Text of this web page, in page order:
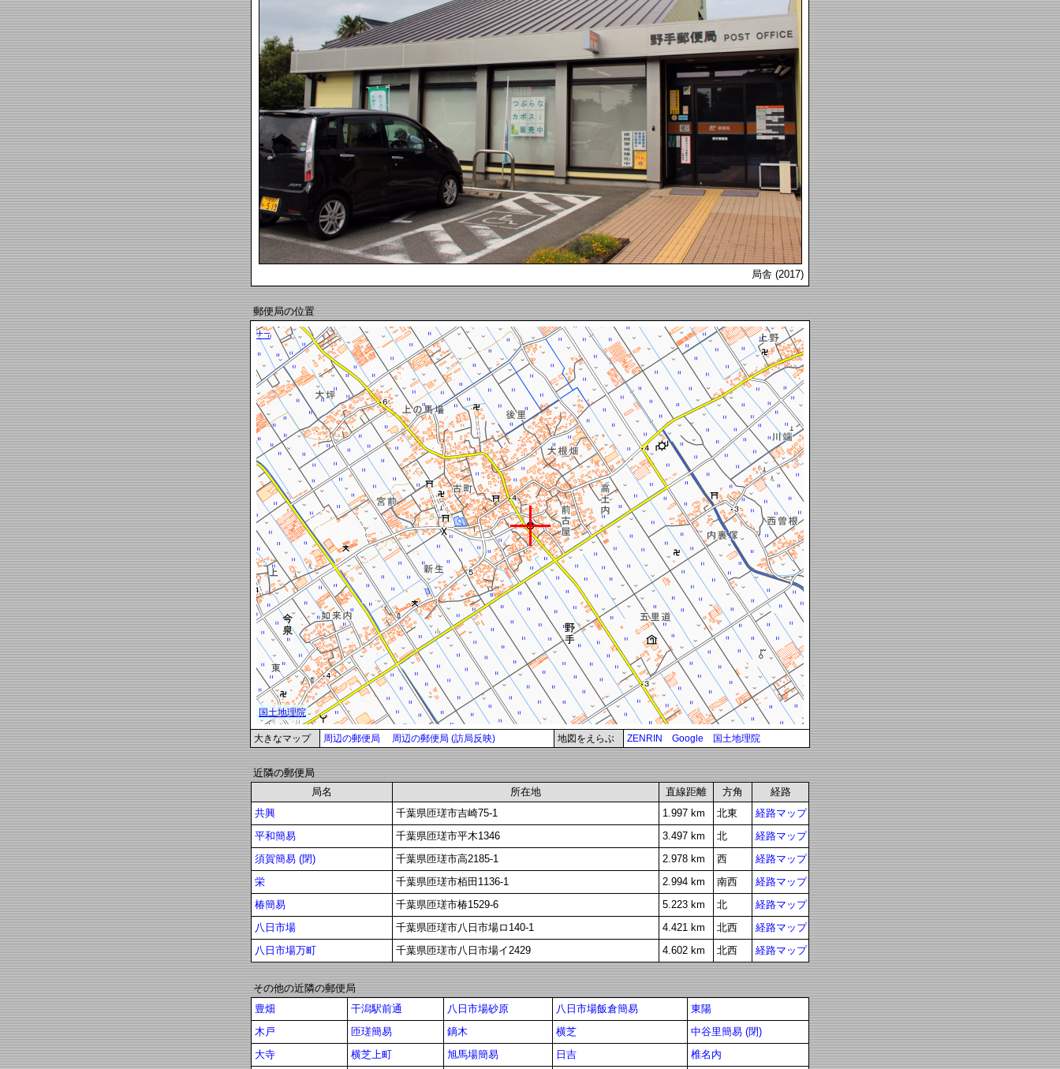
局舎 (2017)
郵便局の位置
大きなマップ 周辺の郵便局 周辺の郵便局 (訪局反映) 地図をえらぶ ZENRIN Google 国土地理院
近隣の郵便局
局名
所在地 直線距離 方角
経路
共興
千葉県匝瑳市吉崎75-1 1.997 km 北東
経路マップ
平和簡易
千葉県匝瑳市平木1346 3.497 km 北
経路マップ
須賀簡易 (閉)
千葉県匝瑳市高2185-1 2.978 km 西
経路マップ
栄
千葉県匝瑳市栢田1136-1 2.994 km 南西
経路マップ
椿簡易
千葉県匝瑳市椿1529-6 5.223 km 北
経路マップ
八日市場
千葉県匝瑳市八日市場ロ140-1 4.421 km 北西
経路マップ
八日市場万町
千葉県匝瑳市八日市場イ2429 4.602 km 北西 経路マップ
その他の近隣の郵便局
豊畑
干潟駅前通 八日市場砂原 八日市場飯倉簡易
東陽
木戸
匝瑳簡易 鏑木 横芝
中谷里簡易 (閉)
大寺
横芝上町 旭馬場簡易 日吉 椎名内